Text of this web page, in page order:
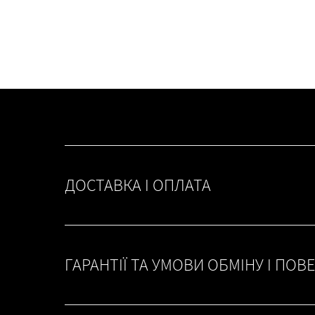
ДОСТАВКА І ОПЛАТА
ГАРАНТІЇ ТА УМОВИ ОБМІНУ І